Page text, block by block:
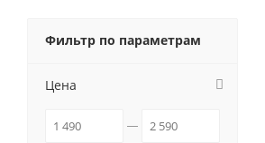
Фильтр по параметрам
Цена